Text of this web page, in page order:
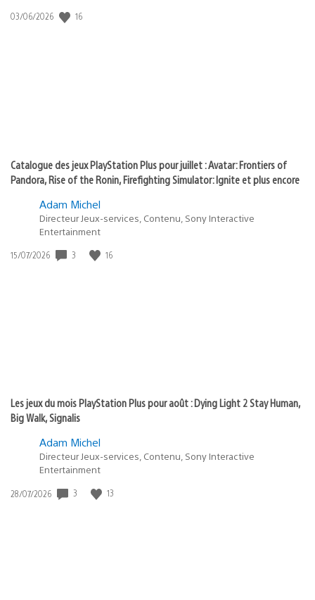
:
Date
03/06/2026 16
Catalogue des jeux PlayStation Plus pour juillet : Avatar: Frontiers of
Pandora, Rise of the Ronin, Firefighting Simulator: Ignite et plus encore
Adam Michel
Directeur Jeux-services, Contenu, Sony Interactive
Entertainment
Date
15/07/2026 3 16
Les jeux du mois PlayStation Plus pour août : Dying Light 2 Stay Human,
Big Walk, Signalis
Adam Michel
Directeur Jeux-services, Contenu, Sony Interactive
Entertainment
Date
28/07/2026 3 13